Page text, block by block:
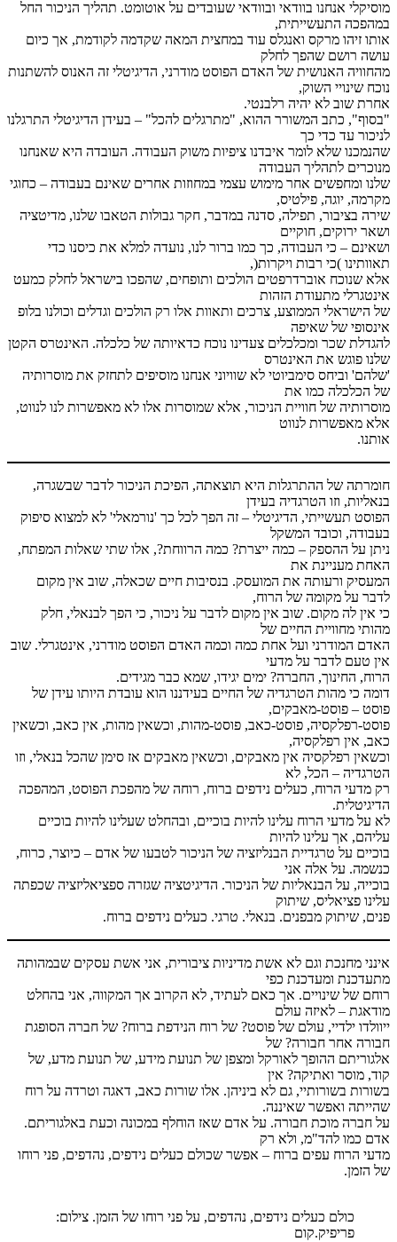
מוסיקלי אנחנו בוודאי ובוודאי שעובדים על אוטומט. תהליך הניכור החל
במהפכה התעשייתית,
אותו זיהו מרקס ואנגלס עוד במחצית המאה שקדמה לקודמת, אך כיום
עושה רושם שהפך לחלק
מהחוויה האנושית של האדם הפוסט מודרני, הדיגיטלי זה האנוס להשתנות
נוכח שינויי השוק,
אחרת שוב לא יהיה רלבנטי.
"בסוף", כתב המשורר ההוא, "מתרגלים להכל" – בעידן הדיגיטלי התרגלנו
לניכור עד כדי כך
שהנמכנו שלא לומר איבדנו ציפיות משוק העבודה. העובדה היא שאנחנו
מנוכרים לתהליך העבודה
שלנו ומחפשים אחר מימוש עצמי במחוזות אחרים שאינם בעבודה – כחוגי
מקרמה, יוגה, פילטיס,
שירה בציבור, תפילה, סדנה במדבר, חקר גבולות הטאבו שלנו, מדיטציה
ושאר ירוקים, חוקיים
ושאינם – כי העבודה, כך כמו ברור לנו, נועדה למלא את כיסנו כדי
תאוותינו )כי רבות ויקרות(,
אלא שנוכח אוברדרפטים הולכים ותופחים, שהפכו בישראל לחלק כמעט
אינטגרלי מתעודת הזהות
של הישראלי הממוצע, צרכים ותאוות אלו רק הולכים וגדלים וכולנו בלופ
אינסופי של שאיפה
להגדלת שכר ומכלכלים צעדינו נוכח כדאיותה של כלכלה. האינטרס הקטן
שלנו פוגש את האינטרס
'שלהם' וביחס סימביוטי לא שוויוני אנחנו מוסיפים לתחזק את מוסרותיה
של הכלכלה כמו את
מוסרותיה של חוויית הניכור, אלא שמוסרות אלו לא מאפשרות לנו לנווט,
אלא מאפשרות לנווט
אותנו.
חומרתה של ההתרגלות היא תוצאתה, הפיכת הניכור לדבר שבשגרה,
בנאליות, וזו הטרגדיה בעידן
הפוסט תעשייתי, הדיגיטלי – זה הפך לכל כך 'נורמאלי' לא למצוא סיפוק
בעבודה, וכובד המשקל
ניתן על ההספק – כמה ייצרת? כמה הרווחת?, אלו שתי שאלות המפתח,
האחת מעניינת את
המעסיק ורעותה את המועסק. בנסיבות חיים שכאלה, שוב אין מקום
לדבר על מקומה של הרוח,
כי אין לה מקום. שוב אין מקום לדבר על ניכור, כי הפך לבנאלי, חלק
מהותי מחוויית החיים של
האדם המודרני ועל אחת כמה וכמה האדם הפוסט מודרני, אינטגרלי. שוב
אין טעם לדבר על מדעי
הרוח, החינוך, החברה? ימים יגידו, שמא כבר מגידים.
דומה כי מהות הטרגדיה של החיים בעידננו הוא עובדת היותו עידן של
פוסט – פוסט-מאבקים,
פוסט-רפלקסיה, פוסט-כאב, פוסט-מהות, וכשאין מהות, אין כאב, וכשאין
כאב, אין רפלקסיה,
וכשאין רפלקסיה אין מאבקים, וכשאין מאבקים אז סימן שהכל בנאלי, וזו
הטרגדיה – הכל, לא
רק מדעי הרוח, כעלים נידפים ברוח, רוחה של מהפכת הפוסט, המהפכה
הדיגיטלית.
לא על מדעי הרוח עלינו להיות בוכיים, ובהחלט שעלינו להיות בוכיים
עליהם, אך עלינו להיות
בוכיים על טרגדיית הבנליזציה של הניכור לטבעו של אדם – כיוצר, כרוח,
כנשמה. על אלה אני
בוכייה, על הבנאליות של הניכור. הדיגיטציה שגזרה ספציאליזציה שכפתה
עלינו פציאליס, שיתוק
פנים, שיתוק מבפנים. בנאלי. טרגי. כעלים נידפים ברוח.
אינני מחנכת וגם לא אשת מדיניות ציבורית, אני אשת עסקים שבמהותה
מתעדכנת ומעדכנת כפי
רוחם של שינויים. אך כאם לעתיד, לא הקרוב אך המקווה, אני בהחלט
מודאגת – לאיזה עולם
ייוולדו ילדיי, עולם של פוסט? של רוח הנידפת ברוח? של חברה הסופגת
חבורה אחר חבורה? של
אלגוריתם ההופך לאורקל ומצפן של תנועת מידע, של תנועת מדע, של
קוד, מוסר ואתיקה? אין
בשורות בשורותיי, גם לא ביניהן. אלו שורות כאב, דאגה וטרדה על רוח
שהייתה ואפשר שאיננה.
על חברה מוכת חבורה. על אדם שאז הוחלף במכונה וכעת באלגוריתם.
אדם כמו להד"מ, ולא רק
מדעי הרוח עפים ברוח – אפשר שכולם כעלים נידפים, נהדפים, פני רוחו
של הזמן.
כולם כעלים נידפים, נהדפים, על פני רוחו של הזמן. צילום:
פריפיק.קום